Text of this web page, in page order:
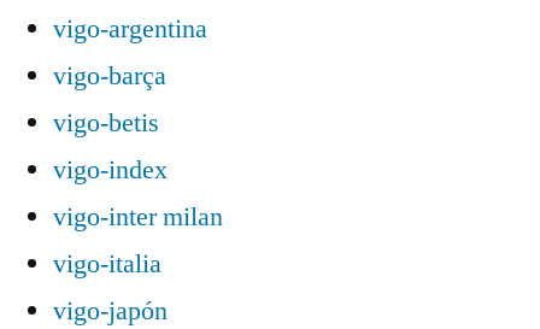
vigo-argentina
vigo-barça
vigo-betis
vigo-index
vigo-inter milan
vigo-italia
vigo-japón